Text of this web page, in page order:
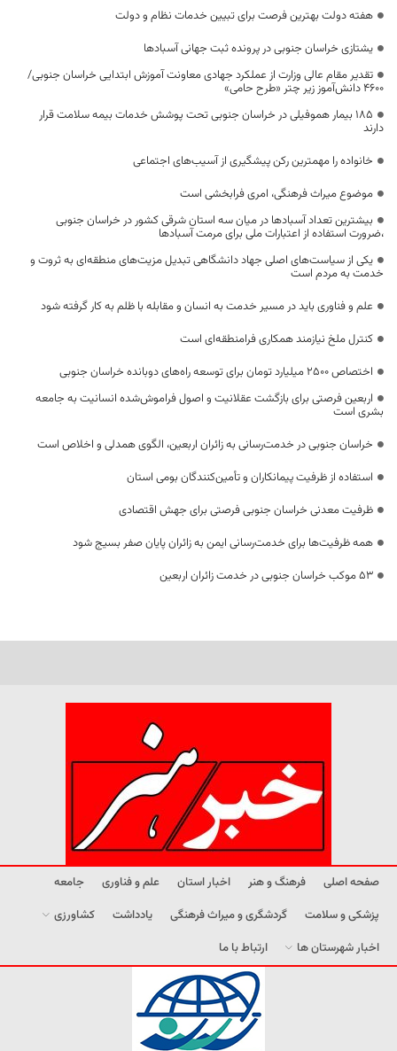
هفته دولت بهترین فرصت برای تبیین خدمات نظام و دولت
یشتازی خراسان جنوبی در پرونده ثبت جهانی آسبادها
تقدیر مقام عالی وزارت از عملکرد جهادی معاونت آموزش ابتدایی خراسان جنوبی/
۴۶۰۰ دانش‌آموز زیر چتر «طرح حامی»
۱۸۵ بیمار هموفیلی در خراسان جنوبی تحت پوشش خدمات بیمه سلامت قرار
دارند
خانواده را مهمترین رکن پیشگیری از آسیب‌های اجتماعی
موضوع میراث فرهنگی، امری فرابخشی است
بیشترین تعداد آسبادها در میان سه استان شرقی کشور در خراسان جنوبی
،ضرورت استفاده از اعتبارات ملی برای مرمت آسبادها
یکی از سیاست‌های اصلی جهاد دانشگاهی تبدیل مزیت‌های منطقه‌ای به ثروت و
خدمت به مردم است
علم و فناوری باید در مسیر خدمت به انسان و مقابله با ظلم به کار گرفته شود
کنترل ملخ نیازمند همکاری فرامنطقه‌ای است
اختصاص 2500 میلیارد تومان برای توسعه راه‌های دوبانده خراسان جنوبی
اربعین فرصتی برای بازگشت عقلانیت و اصول فراموش‌شده انسانیت به جامعه
بشری است
خراسان جنوبی در خدمت‌رسانی به زائران اربعین، الگوی همدلی و اخلاص است
استفاده از ظرفیت پیمانکاران و تأمین‌کنندگان بومی استان
ظرفیت معدنی خراسان جنوبی فرصتی برای جهش اقتصادی
همه ظرفیت‌ها برای خدمت‌رسانی ایمن به زائران پایان صفر بسیج شود
53 موکب خراسان جنوبی در خدمت زائران اربعین
صفحه اصلی فرهنگ و هنر اخبار استان علم و فناوری
جامعه
پزشکی و سلامت
گردشگری و میراث فرهنگی یادداشت
کشاورزی
اخبار شهرستان ها
ارتباط با ما